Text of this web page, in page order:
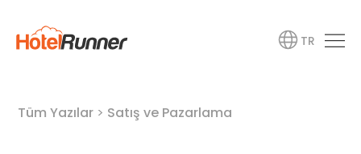
TR
Tüm Yazılar > Satış ve Pazarlama